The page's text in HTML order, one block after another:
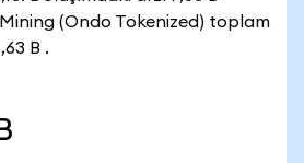
(Ondo Tokenized) toplam
B .